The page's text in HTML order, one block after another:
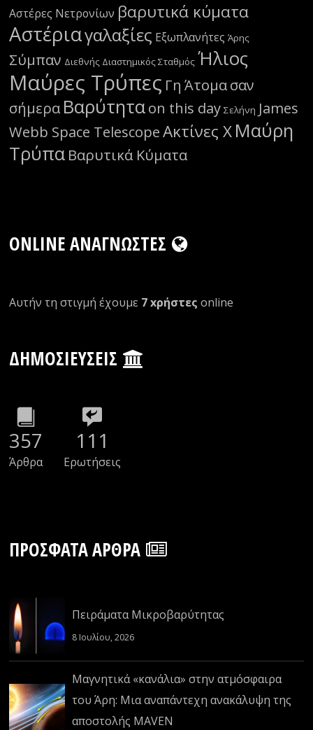
Αστέρες Νετρονίων βαρυτικά κύματα
Αστέριαγαλαξίες Εξωπλανήτες Άρης
Σύμπαν Διεθνής Διαστημικός Σταθμός Ήλιος
Μαύρες Τρύπες Γη Άτομασαν
σήμερα Βαρύτηταon this day Σελήνη James
Webb Space Telescope Ακτίνες ΧΜαύρη
Τρύπα Βαρυτικά Κύματα
ONLINE ΑΝΑΓΝΏΣΤΕΣ
Αυτήν τη στιγμή έχουμε 7 xρήστες οnline
ΔΗΜΟΣΙΕΎΣΕΙΣ
357
Άρθρα
111
Ερωτήσεις
ΠΡΌΣΦΑΤΑ ΆΡΘΡΑ
Πειράματα Μικροβαρύτητας
8 Ιουλίου, 2026
Μαγνητικά «κανάλια» στην ατμόσφαιρα
του Άρη: Μια αναπάντεχη ανακάλυψη της
αποστολής MAVEN